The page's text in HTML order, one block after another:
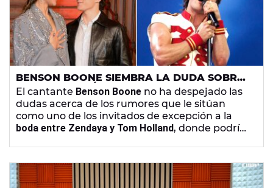
BENSON BOONE SIEMBRA LA DUDA SOBRE
UNA ACTUACIÓN EN LA BODA DE TOM
HOLLAND Y ZENDAYA
El cantante Benson Boone no ha despejado las
dudas acerca de los rumores que le sitúan
como uno de los invitados de excepción a la
boda entre Zendaya y Tom Holland, donde podría